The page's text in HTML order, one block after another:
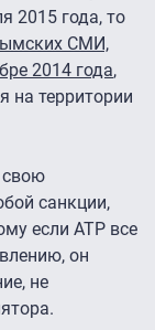
2015 года, то
СМИ,
2014 года,
на территории
свою
санкции,
если АТР все
он
не